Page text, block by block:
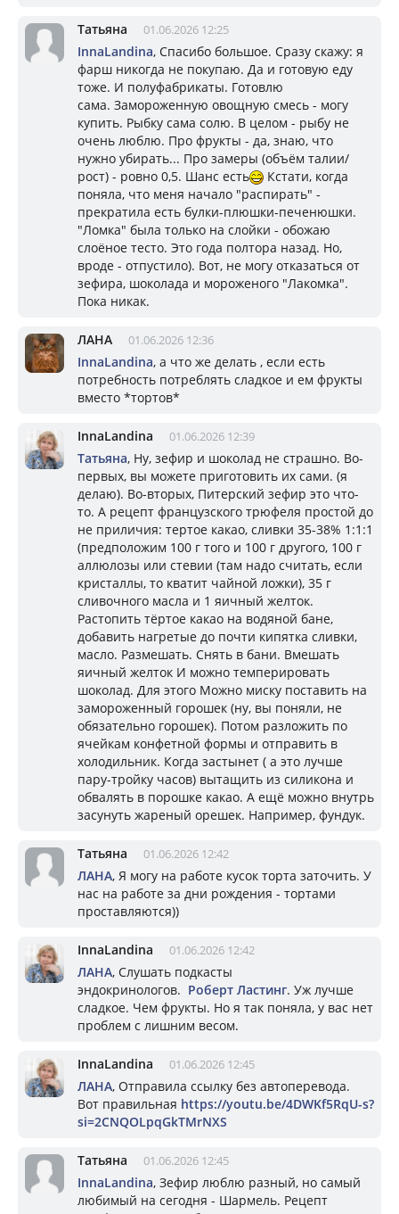
Татьяна 01.06.2026 12:25
InnaLandina, Спасибо большое. Сразу скажу: я
фарш никогда не покупаю. Да и готовую еду
тоже. И полуфабрикаты. Готовлю
сама. Замороженную овощную смесь - могу
купить. Рыбку сама солю. В целом - рыбу не
очень люблю. Про фрукты - да, знаю, что
нужно убирать... Про замеры (объём талии/
рост) - ровно 0,5. Шанс есть
Кстати, когда
поняла, что меня начало "распирать" -
прекратила есть булки-плюшки-печенюшки.
"Ломка" была только на слойки - обожаю
слоёное тесто. Это года полтора назад. Но,
вроде - отпустило). Вот, не могу отказаться от
зефира, шоколада и мороженого "Лакомка".
Пока никак.
ЛАНА 01.06.2026 12:36
InnaLandina, а что же делать , если есть
потребность потреблять сладкое и ем фрукты
вместо *тортов*
InnaLandina 01.06.2026 12:39
Татьяна, Ну, зефир и шоколад не страшно. Во-
первых, вы можете приготовить их сами. (я
делаю). Во-вторых, Питерский зефир это что-
то. А рецепт французского трюфеля простой до
не приличия: тертое какао, сливки 35-38% 1:1:1
(предположим 100 г того и 100 г другого, 100 г
аллюлозы или стевии (там надо считать, если
кристаллы, то кватит чайной ложки), 35 г
сливочного масла и 1 яичный желток.
Растопить тёртое какао на водяной бане,
добавить нагретые до почти кипятка сливки,
масло. Размешать. Снять в бани. Вмешать
яичный желток И можно темперировать
шоколад. Для этого Можно миску поставить на
замороженный горошек (ну, вы поняли, не
обязательно горошек). Потом разложить по
ячейкам конфетной формы и отправить в
холодильник. Когда застынет ( а это лучше
пару-тройку часов) вытащить из силикона и
обвалять в порошке какао. А ещё можно внутрь
засунуть жареный орешек. Например, фундук.
Татьяна 01.06.2026 12:42
ЛАНА, Я могу на работе кусок торта заточить. У
нас на работе за дни рождения - тортами
проставляются))
InnaLandina 01.06.2026 12:42
ЛАНА, Слушать подкасты
эндокринологов. Роберт Ластинг. Уж лучше
сладкое. Чем фрукты. Но я так поняла, у вас нет
проблем с лишним весом.
InnaLandina 01.06.2026 12:45
ЛАНА, Отправила ссылку без автоперевода.
Вот правильная https://youtu.be/4DWKf5RqU-s?
si=2CNQOLpqGkTMrNXS
Татьяна 01.06.2026 12:45
InnaLandina, Зефир люблю разный, но самый
любимый на сегодня - Шармель. Рецепт